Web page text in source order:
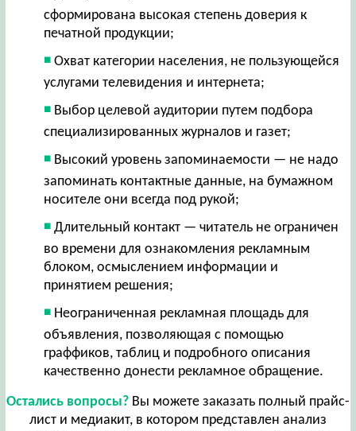
сформирована высокая степень доверия к
печатной продукции;
Охват категории населения, не пользующейся
услугами телевидения и интернета;
Выбор целевой аудитории путем подбора
специализированных журналов и газет;
Высокий уровень запоминаемости — не надо
запоминать контактные данные, на бумажном
носителе они всегда под рукой;
Длительный контакт — читатель не ограничен
во времени для ознакомления рекламным
блоком, осмыслением информации и
принятием решения;
Неограниченная рекламная площадь для
объявления, позволяющая с помощью
граффиков, таблиц и подробного описания
качественно донести рекламное обращение.
Остались вопросы?Вы можете заказать полный прайс-
лист и медиакит, в котором представлен анализ